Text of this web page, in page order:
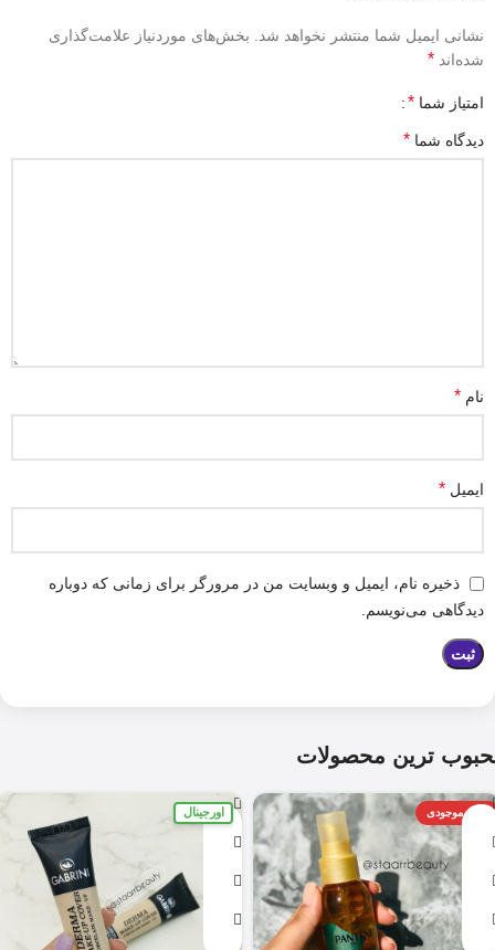
نشانی ایمیل شما منتشر نخواهد شد.
بخش‌های موردنیاز علامت‌گذاری
شده‌اند *
امتیاز شما *
دیدگاه شما *
نام *
ایمیل *
ذخیره نام، ایمیل و وبسایت من در مرورگر برای زمانی که دوباره
دیدگاهی می‌نویسم.
ترین محصولات
اتمام موجودی اورجینال